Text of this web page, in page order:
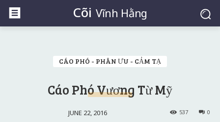
Cõi Vĩnh Hằng
CÁO PHÓ - PHÂN ƯU - CẢM TẠ
Cáo Phó Vương Từ Mỹ
JUNE 22, 2016 0
537